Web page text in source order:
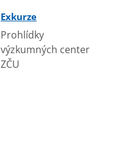
Exkurze
Prohlídky
výzkumných center
ZČU